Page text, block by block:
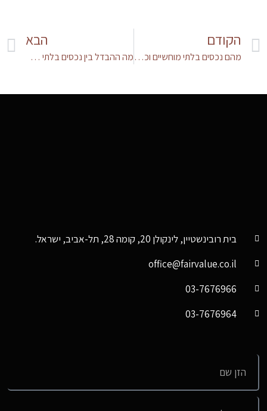
הקודם
מהם נכסים בלתי מוחשיים וכיצד הם משפיעים על שווי של תאגיד?
הבא
מה ההבדל בין נכסים בלתי מוחשיים הניתנים לזיהוי ושאינם ניתנים לזיהוי?
בית רובינשטיין, לינקולן 20, קומה 28, תל-אביב, ישראל.
office@fairvalue.co.il
03-7676966
03-7676964